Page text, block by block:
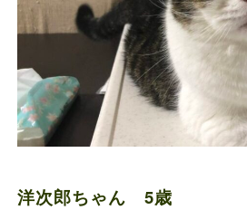
洋次郎ちゃん 5歳